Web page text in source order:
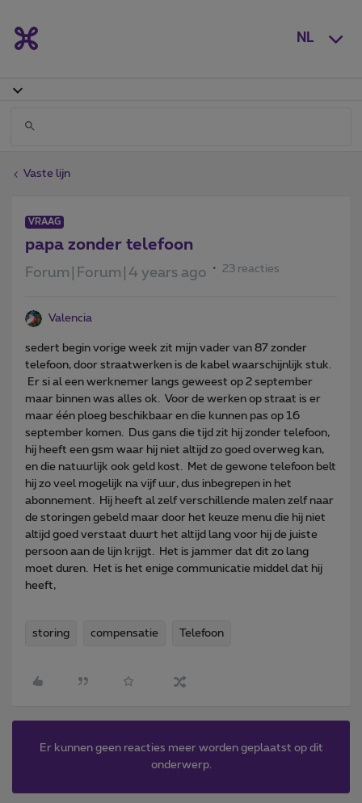
NL
Vaste lijn
VRAAG
papa zonder telefoon
Forum|Forum|4 years ago 23 reacties
Valencia
sedert begin vorige week zit mijn vader van 87 zonder
telefoon, door straatwerken is de kabel waarschijnlijk stuk.
Er si al een werknemer langs geweest op 2 september
maar binnen was alles ok. Voor de werken op straat is er
maar één ploeg beschikbaar en die kunnen pas op 16
september komen. Dus gans die tijd zit hij zonder telefoon,
hij heeft een gsm waar hij niet altijd zo goed overweg kan,
en die natuurlijk ook geld kost. Met de gewone telefoon belt
hij zo veel mogelijk na vijf uur, dus inbegrepen in het
abonnement. Hij heeft al zelf verschillende malen zelf naar
de storingen gebeld maar door het keuze menu die hij niet
altijd goed verstaat duurt het altijd lang voor hij de juiste
persoon aan de lijn krijgt. Het is jammer dat dit zo lang
moet duren. Het is het enige communicatie middel dat hij
heeft,
storing compensatie Telefoon
Er kunnen geen reacties meer worden geplaatst op dit
onderwerp.